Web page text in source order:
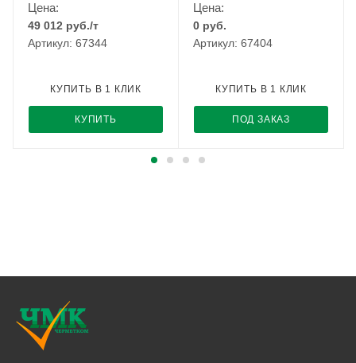
Цена:
49 012 руб./т
Артикул: 67344
КУПИТЬ
КУПИТЬ В 1 КЛИК
Цена:
0 руб.
Артикул: 67404
ПОД ЗАКАЗ
КУПИТЬ В 1 КЛИК